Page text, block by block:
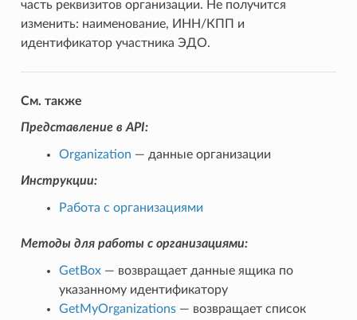
часть реквизитов организации. Не получится
изменить: наименование, ИНН/КПП и
идентификатор участника ЭДО.
См. также
Представление в API:
Organization — данные организации
Инструкции:
Работа с организациями
Методы для работы с организациями:
GetBox— возвращает данные ящика по
указанному идентификатору
GetMyOrganizations— возвращает список